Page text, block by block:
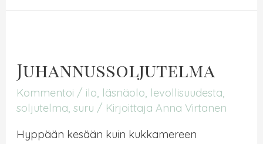
Juhannussoljutelma
Kommentoi / ilo, läsnäolo, levollisuudesta,
soljutelma,suru / KirjoittajaAnna Virtanen
Hyppään kesään kuin kukkamereen